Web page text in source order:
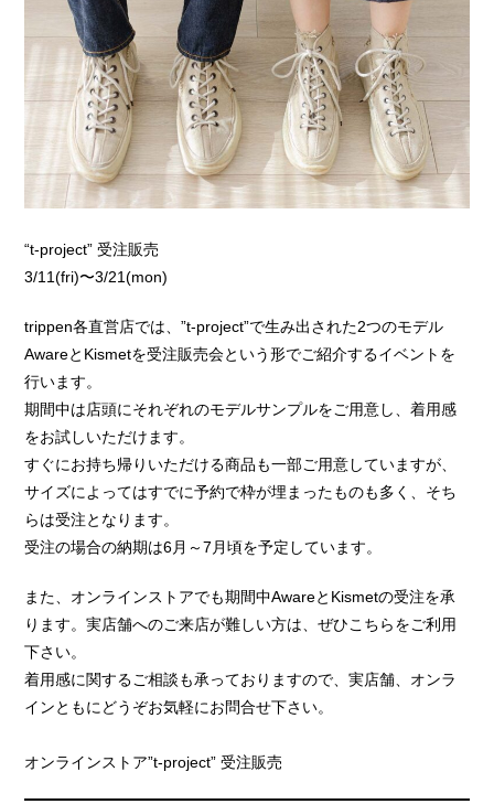
“t-project” 受注販売
3/11(fri)〜3/21(mon)
trippen各直営店では、”t-project”で生み出された2つのモデル
AwareとKismetを受注販売会という形でご紹介するイベントを
行います。
期間中は店頭にそれぞれのモデルサンプルをご用意し、着用感
をお試しいただけます。
すぐにお持ち帰りいただける商品も一部ご用意していますが、
サイズによってはすでに予約で枠が埋まったものも多く、そち
らは受注となります。
受注の場合の納期は6月～7月頃を予定しています。
また、オンラインストアでも期間中AwareとKismetの受注を承
ります。実店舗へのご来店が難しい方は、ぜひこちらをご利用
下さい。
着用感に関するご相談も承っておりますので、実店舗、オンラ
インともにどうぞお気軽にお問合せ下さい。
オンラインストア”t-project” 受注販売